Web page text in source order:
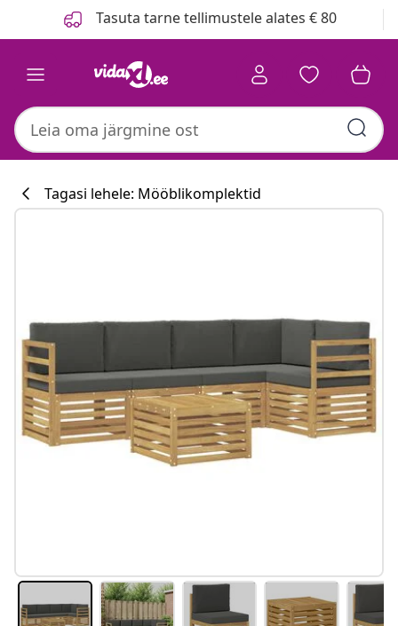
Tasuta tarne tellimustele alates € 80
Tagasi lehele: Mööblikomplektid